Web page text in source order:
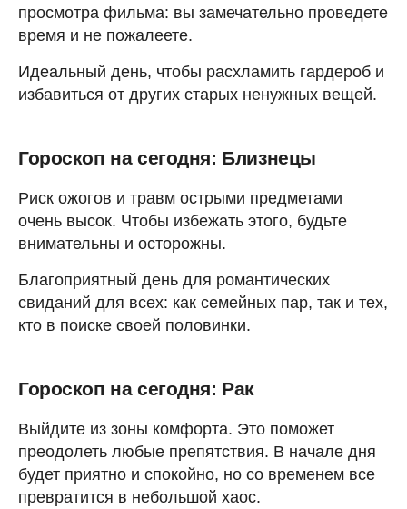
просмотра фильма: вы замечательно проведете
время и не пожалеете.
Идеальный день, чтобы расхламить гардероб и
избавиться от других старых ненужных вещей.
Гороскоп на сегодня: Близнецы
Риск ожогов и травм острыми предметами
очень высок. Чтобы избежать этого, будьте
внимательны и осторожны.
Благоприятный день для романтических
свиданий для всех: как семейных пар, так и тех,
кто в поиске своей половинки.
Гороскоп на сегодня: Рак
Выйдите из зоны комфорта. Это поможет
преодолеть любые препятствия. В начале дня
будет приятно и спокойно, но со временем все
превратится в небольшой хаос.